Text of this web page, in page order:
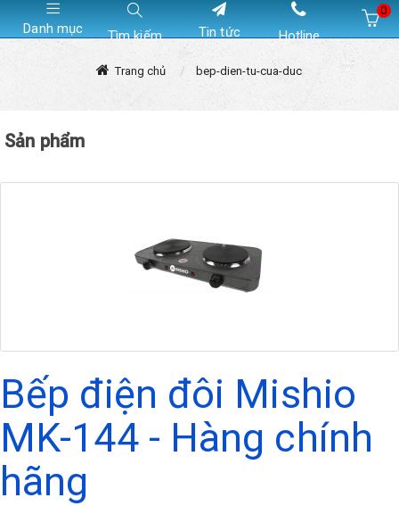
Danh mục Tìm kiếm Tin tức Hotline
0
Trang chủ bep-dien-tu-cua-duc
Sản phẩm
Bếp điện đôi Mishio
MK-144 - Hàng chính
hãng